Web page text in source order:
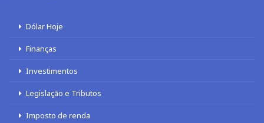
Dólar Hoje
Finanças
Investimentos
Legislação e Tributos
Imposto de renda